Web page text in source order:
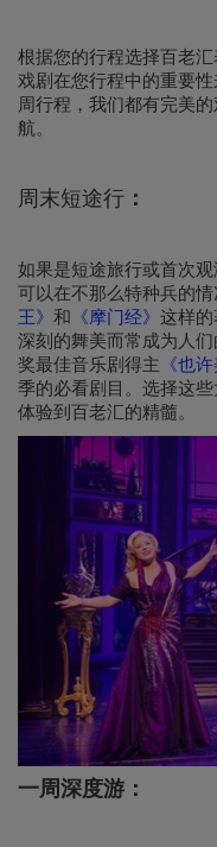
根据您的行程选择百老
戏剧在您行程中的重要
周行程，我们都有完美
航。
周末短途行 ：
如果是短途旅行或首次
可以在不那么特种兵的
王》 和 《摩门经》 这样
深刻的舞美而常成为人们
奖最佳音乐剧得主 《也
季的必看剧目。选择这
体验到百老汇的精髓。
一周深度游 ：